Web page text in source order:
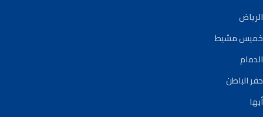
الرياض
خميس مشيط
الدمام
حفر الباطن
أبها